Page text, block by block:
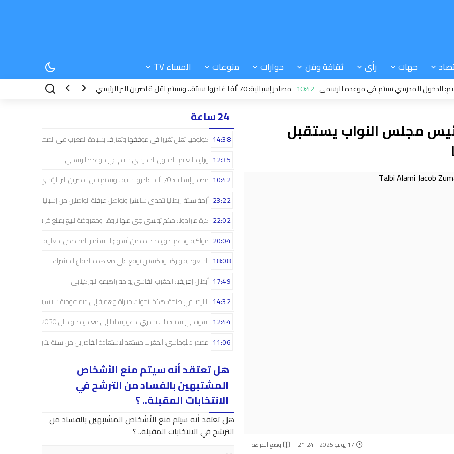
جهات رأي ثقافة وفن حوارات منوعات المساء TV
المدرسي سیتم في موعده الرسمي 10:42 مصادر إسبانية: 70 ألفا غادروا سبتة.. وسيتم نقل قاصرين للبر الرئيسي 23:22
أزمة سبتة: إيطاليا تتحدى
مجلس النواب يستقبل
17 يوليو 2025 - 21:24 وضع القراءة
24 ساعة
كولومبيا تعلن تغييرا في موقفها وتعترف بسيادة المغرب على الصحراء 14:38
وزارة التعليم: الدخول المدرسي سیتم في موعده الرسمي 12:35
مصادر إسبانية: 70 ألفا غادروا سبتة.. وسيتم نقل قاصرين للبر الرئيسي 10:42
أزمة سبتة: إيطاليا تتحدى سانشيز وتواصل عرقلة الواصلين من إسبانيا 23:22
كرة مارادونا: حكم تونسي جنى منها ثروة.. ومعروضة للبيع بمبلغ خرافي 22:02
مواكبة ودعم: دورة جديدة من أسبوع الاستثمار المخصص لمغاربة العالم 20:04
السعودية وتركيا وباكستان توقع على معاهدة الدفاع المشترك 18:08
أبطال إفريقيا: المغرب الفاسي يواجه راهيمو البوركينابي 17:49
البارصا في طنجة: هكذا تحولت مباراة وهمية إلى ديماغوجية سياسية..! 14:32
تسونامي سبتة: نائب يساري يدعو إسبانيا إلى مغادرة مونديال 2030 12:44
مصدر دبلوماسي: المغرب مستعد لاستعادة القاصرين من سبتة بشراكة إسبانية 11:06
هل تعتقد أنه سيتم منع الأشخاص
المشتبهين بالفساد من الترشح في
الانتخابات المقبلة.. ؟
هل تعتقد أنه سيتم منع الأشخاص المشتبهين بالفساد من
الترشح في الانتخابات المقبلة.. ؟